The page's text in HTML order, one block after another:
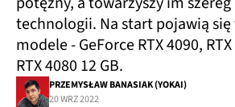
technologii. Na start pojawią
modele - GeForce RTX 4090,
RTX 4080 12 GB.
PRZEMYSŁAW BANASIAK (YOKAI)
20 WRZ 2022